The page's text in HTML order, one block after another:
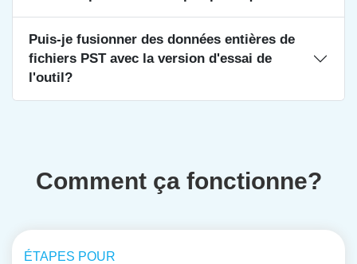
Puis-je fusionner des données entières de
fichiers PST avec la version d'essai de
l'outil?
Comment ça fonctionne?
ÉTAPES POUR